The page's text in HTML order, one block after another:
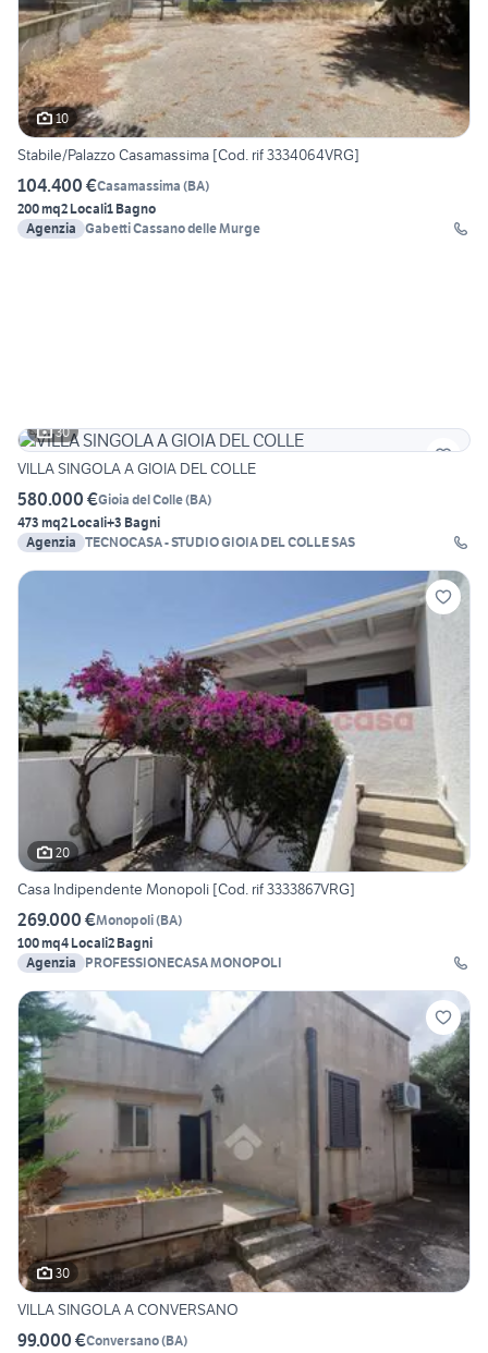
10
Stabile/Palazzo Casamassima [Cod. rif 3334064VRG]
104.400 €Casamassima (BA)
200 mq2 Locali1 Bagno
Agenzia Gabetti Cassano delle Murge
30
VILLA SINGOLA A GIOIA DEL COLLE
580.000 €Gioia del Colle(BA)
473 mq2 Locali+3 Bagni
Agenzia TECNOCASA - STUDIO GIOIA DEL COLLE SAS
20
Casa Indipendente Monopoli [Cod. rif 3333867VRG]
269.000 €Monopoli(BA)
100 mq4 Locali2 Bagni
Agenzia
PROFESSIONECASA MONOPOLI
30
VILLA SINGOLA A CONVERSANO
99.000 €Conversano(BA)